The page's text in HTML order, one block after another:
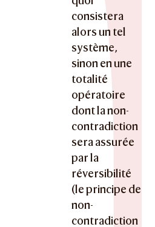
consistera
alors un tel
système,
sinon en une
totalité
opératoire
dont la non-
contradiction
sera assurée
par la
réversibilité
(le principe de
non-
contradiction